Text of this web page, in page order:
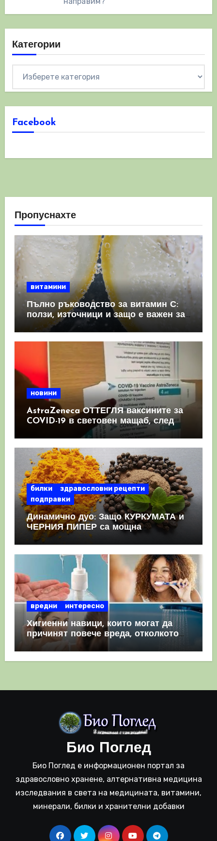
Категории
Facebook
Пропуснахте
витамини
Пълно ръководство за витамин С:
ползи, източници и защо е важен за
имунната система
новини
AstraZeneca ОТТЕГЛЯ ваксините за
COVID-19 в световен мащаб, след
като призна, че те причиняват
билки
здравословни рецепти
подправки
Динамично дуо: Защо КУРКУМАТА и
ЧЕРНИЯ ПИПЕР са мощна
комбинация
вредни интересно
Хигиенни навици, които могат да
причинят повече вреда, отколкото
полза
Био Поглед
Био Поглед е информационен портал за
здравословно хранене, алтернативна медицина
изследвания в света на медицината, витамини,
минерали, билки и хранителни добавки